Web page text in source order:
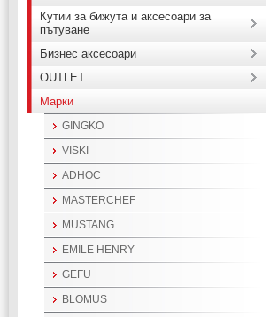
Кутии за бижута и аксесоари за
пътуване
Бизнес аксесоари
OUTLET
Марки
GINGKO
VISKI
ADHOC
MASTERCHEF
MUSTANG
EMILE HENRY
GEFU
BLOMUS